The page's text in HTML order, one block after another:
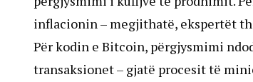
inflacionin – megjithatë, ekspertët
Për kodin e Bitcoin, përgjysmimi
transaksionet – gjatë procesit të